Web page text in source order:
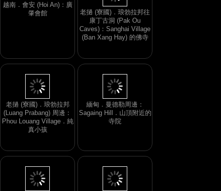
越南．會安 (Hoi An)：廣
肇會館
老撾 (寮國)．琅勃拉邦往
康丁古洞 (Pak Ou
Caves)：Sanghai Village
(Ban Xang Hay) 的佛寺
老撾 (寮國)．琅勃拉邦
(Luang Prabang) 周邊：
Phou Louang Village．純
真小孩
緬甸．曼德勒周邊：
Sagaing Hill．山頂附近的
寺院